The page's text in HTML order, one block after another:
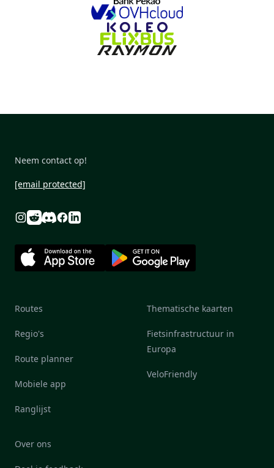
Neem contact op!
[email protected]
Instagram
RedditDiscord
Facebook
Linkedin
Routes
Regio's
Route planner
Mobiele app
Ranglijst
Thematische kaarten
Fietsinfrastructuur in
Europa
VeloFriendly
Over ons